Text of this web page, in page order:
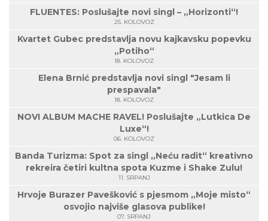
FLUENTES: Poslušajte novi singl – „Horizonti“!
25. KOLOVOZ
Kvartet Gubec predstavlja novu kajkavsku popevku
„Potiho“
18. KOLOVOZ
Elena Brnić predstavlja novi singl "Jesam li
prespavala"
18. KOLOVOZ
NOVI ALBUM MACHE RAVEL! Poslušajte „Lutkica De
Luxe“!
06. KOLOVOZ
Banda Turizma: Spot za singl „Neću radit“ kreativno
rekreira četiri kultna spota Kuzme i Shake Zulu!
11. SRPANJ
Hrvoje Burazer Pavešković s pjesmom „Moje misto“
osvojio najviše glasova publike!
07. SRPANJ